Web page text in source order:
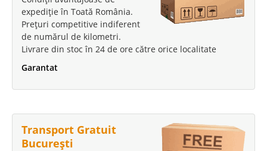
expediție în Toată România.
Prețuri competitive indiferent
de numărul de kilometri.
Livrare din stoc în 24 de ore către orice localitate
Garantat
Transport Gratuit
București